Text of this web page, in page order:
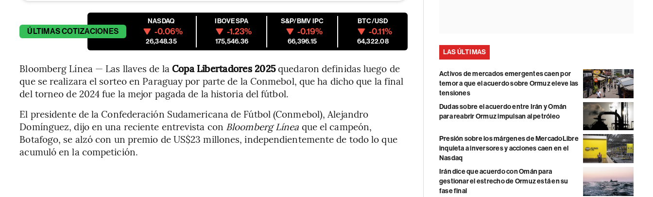
ÚLTIMASCOTIZACIONES
NASDAQ
-0.06%
26,348.35
IBOVESPA
-1.23%
175,546.36
S&P/BMV IPC
-0.19%
66,396.15
BTC/USD
-0.11%
64,322.08
Bloomberg Línea — Las llaves de la Copa Libertadores 2025quedaron definidas luego de
que se realizara el sorteo en Paraguay por parte de la Conmebol, que ha dicho que la final
del torneo de 2024 fue la mejor pagada de la historia del fútbol.
El presidente de la Confederación Sudamericana de Fútbol (Conmebol), Alejandro
Domínguez, dijo en una reciente entrevista con Bloomberg Línea que el campeón,
Botafogo, se alzó con un premio de US$23 millones, independientemente de todo lo que
acumuló en la competición.
LAS ÚLTIMAS
Activos de mercados emergentes caen por
temor a que el acuerdo sobre Ormuz eleve las
tensiones
Dudas sobre el acuerdo entre Irán y Omán
para reabrir Ormuz impulsan al petróleo
Presión sobre los márgenes de MercadoLibre
inquieta a inversores y acciones caen en el
Nasdaq
Irán dice que acuerdo con Omán para
gestionar el estrecho de Ormuz está en su
fase final